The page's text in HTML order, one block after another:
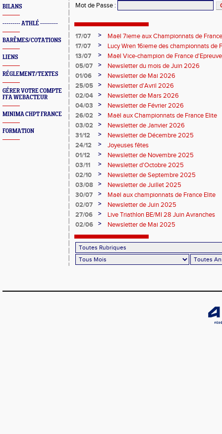
BILANS
--------- ATHLÉ ---------
BARÊMES/COTATIONS
LIENS
RÉGLEMENT/TEXTES
GÉRER VOTRE COMPTE
FFA WEBACTEUR
MINIMA CHPT FRANCE
FORMATION
Mot de Passe :
17/07 >
Maël 7ieme aux Championnats de
17/07
>
Lucy Wren 16ieme des championnats de
perche
13/07 >
Maël Vice-champion de France
05/07
>
Newsletter du mois de Juin 2026
01/06
>
Newsletter de Mai 2026
25/05
>
Newsletter d'Avril 2026
02/04
>
Newsletter de Mars 2026
04/03
>
Newsletter de Février 2026
26/02
>
Maël aux Championnats de France Elite
03/02
>
Newsletter de Janvier 2026
31/12
>
Newsletter de Décembre 2025
24/12
>
Joyeuses fêtes
01/12
>
Newsletter de Novembre 2025
03/11
>
Newsletter d'Octobre 2025
02/10
>
Newsletter de Septembre 2025
03/08
>
Newsletter de Juillet 2025
30/07
>
Maël aux championnats de France Elite
02/07
>
Newsletter de Juin 2025
27/06
>
Live Triathlon BE/MI 28 Juin Avranches
02/06
> Newsletter de Mai 2025